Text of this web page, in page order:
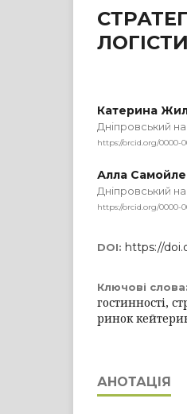
Катерина
Дніпровський
https://orcid.org/0000-
Алла
Дніпровський
https://orcid.org/0000-
DOI: https://
Ключові слова:
гостинності,
ринок
АНОТАЦІЯ